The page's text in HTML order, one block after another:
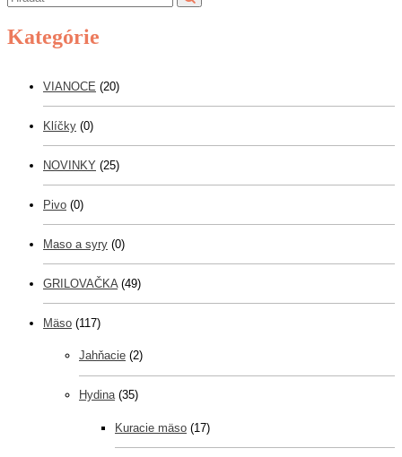
Kategórie
VIANOCE (20)
Klíčky (0)
NOVINKY (25)
Pivo (0)
Maso a syry (0)
GRILOVAČKA (49)
Mäso (117)
Jahňacie (2)
Hydina (35)
Kuracie mäso (17)